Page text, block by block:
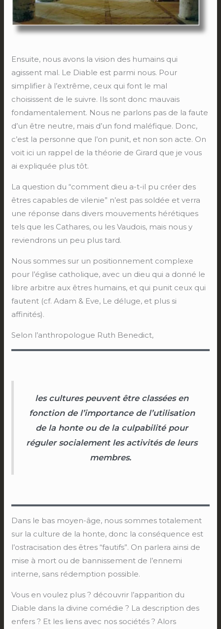
Ensuite, nous avons la vision des humains qui
agissent mal. Le Diable est parmi nous. Pour
simplifier à l’extrême, ceux qui font le mal
choisissent de le suivre. Ils sont donc mauvais
fondamentalement. Nous ne parlons pas de la faute
d’un être neutre, mais d’un fond maléfique. Donc,
c’est la personne que l’on punit, et non son acte. On
voit ici un rappel de la théorie de Girard que je vous
ai expliquée plus tôt.
La question du “comment dieu a-t-il pu créer des
êtres capables de vilenie” n’est pas soldée et verra
une réponse dans divers mouvements hérétiques
tels que les Cathares, ou les Vaudois, mais nous y
reviendrons un peu plus tard.
Nous sommes sur un positionnement complexe
pour l’église catholique, avec un dieu qui a donné le
libre arbitre aux êtres humains, et qui punit ceux qui
fautent (cf. Adam & Eve, Le déluge, et plus si
affinités).
Selon l’anthropologue Ruth Benedict,
les cultures peuvent être classées en
fonction de l’importance de l’utilisation
de la honte ou de la culpabilité pour
réguler socialement les activités de leurs
membres.
Dans le bas moyen-âge, nous sommes totalement
sur la culture de la honte, donc la conséquence est
l’ostracisation des êtres “fautifs”. On parlera ainsi de
mise à mort ou de bannissement de l’ennemi
interne, sans rédemption possible.
Vous en voulez plus ? découvrir l’apparition du
Diable dans la divine comédie ? La description des
enfers ? Et les liens avec nos sociétés ? Alors